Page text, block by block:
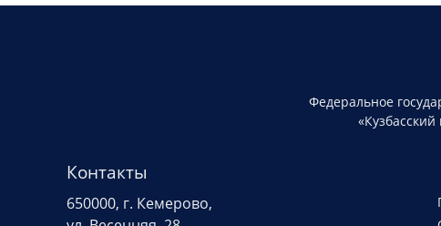
Федеральное
Контакты
650000, г. Кемерово,